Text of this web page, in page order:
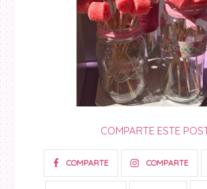
COMPARTE ESTE
COMPARTE COMPARTE